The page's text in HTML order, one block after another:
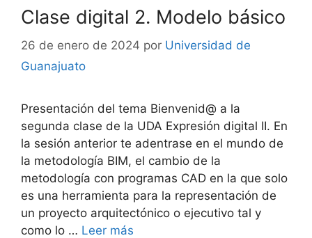
Clase digital 2. Modelo básico
26 de enero de 2024 por Universidad de
Guanajuato
Presentación del tema Bienvenid@ a la
segunda clase de la UDA Expresión digital II. En
la sesión anterior te adentrase en el mundo de
la metodología BIM, el cambio de la
metodología con programas CAD en la que solo
es una herramienta para la representación de
un proyecto arquitectónico o ejecutivo tal y
como lo … Leer más